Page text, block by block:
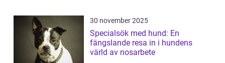
30 november 2025
Specialsök med hund: En
fängslande resa in i hundens
värld av nosarbete